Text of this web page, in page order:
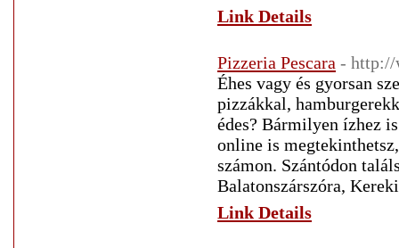
Link Details
Pizzeria Pescara - http://
Éhes vagy és gyorsan
pizzákkal,
édes? Bármilyen ízhez
online is
számon. Szántódon
Balatonszárszóra,
Link Details